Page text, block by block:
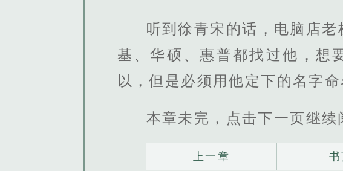
听到徐青宋的话，电脑店
基、华硕、惠普都找过他，想
以，但是必须用他定下的名字
本章未完，点击下一页继续
上一章 书